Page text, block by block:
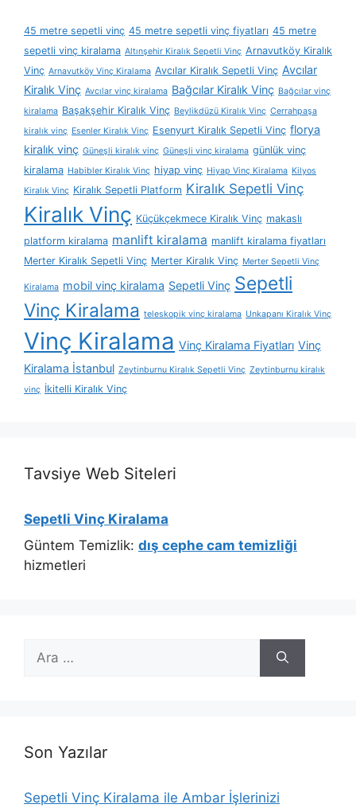
45 metre sepetli vinç 45 metre sepetli vinç fiyatları 45 metre
sepetli vinç kiralama Altınşehir Kiralık Sepetli Vinç Arnavutköy Kiralık
Vinç Arnavutköy Vinç Kiralama Avcılar Kiralık Sepetli Vinç Avcılar
Kiralık Vinç Avcılar vinç kiralama Bağcılar Kiralık Vinç Bağcılar vinç
kiralama Başakşehir Kiralık Vinç Beylikdüzü Kiralık Vinç Cerrahpaşa
kiralık vinç Esenler Kiralık Vinç Esenyurt Kiralık Sepetli Vinç florya
kiralık vinç Güneşli kiralık vinç Güneşli vinç kiralama günlük vinç
kiralama Habibler Kiralık Vinç hiyap vinç Hiyap Vinç Kiralama Kilyos
Kiralık Vinç Kiralık Sepetli Platform Kiralık Sepetli Vinç
Kiralık Vinç Küçükçekmece Kiralık Vinç makaslı
platform kiralama manlift kiralama manlift kiralama fiyatları
Merter Kiralık Sepetli Vinç Merter Kiralık Vinç Merter Sepetli Vinç
Kiralama mobil vinç kiralama Sepetli Vinç Sepetli
Vinç Kiralama teleskopik vinç kiralama Unkapanı Kiralık Vinç
Vinç Kiralama Vinç Kiralama Fiyatları Vinç
Kiralama İstanbul Zeytinburnu Kiralık Sepetli Vinç Zeytinburnu kiralık
vinç İkitelli Kiralık Vinç
Tavsiye Web Siteleri
Sepetli Vinç Kiralama
Güntem Temizlik: dış cephe cam temizliği
hizmetleri
için
Son Yazılar
Sepetli Vinç Kiralama ile Ambar İşlerinizi